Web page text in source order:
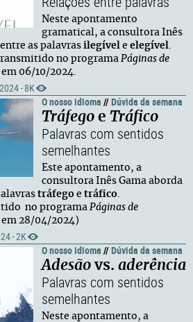
Neste apontamento
gramatical, a consultora Inês
as palavras ilegível e elegível.
no programa Páginas de
06/10/2024.
· 8K
O nosso idioma //Dúvida da semana
Tráfego e Tráfico
Palavras com sentidos
semelhantes
Este apontamento, a
consultora Inês Gama aborda
tráfego e tráfico.
no programa Páginas de
em 28/04/2024)
· 2K
O nosso idioma //Dúvida da semana
Adesãovs. aderência
Palavras com sentidos
semelhantes
Neste apontamento, a